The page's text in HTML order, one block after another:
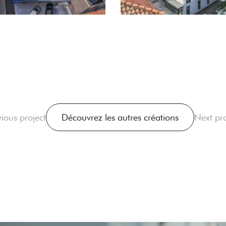
project Découvrez les autres créations Next